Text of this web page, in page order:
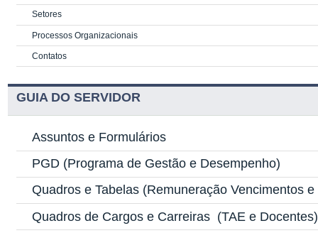
Setores
Processos Organizacionais
Contatos
GUIA DO SERVIDOR
Assuntos e Formulários
PGD (Programa de Gestão e Desempenho)
Quadros e Tabelas (Remuneração Vencimentos
Quadros de Cargos e Carreiras (TAE e Docentes)